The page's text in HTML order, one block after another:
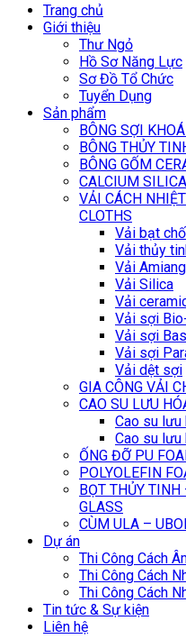
Trang chủ
Giới thiệu
Thư Ngỏ
Hồ Sơ Năng Lực
Sơ Đồ Tổ Chức
Tuyển Dụng
Sản phẩm
BÔNG SỢI
BÔNG THỦY
BÔNG GỐM
CALCIUM
VẢI CÁCH
CLOTHS
Vải bạt
Vải thủy
Vải Amiang
Vải Silica
Vải
Vải sợi
Vải sợi
Vải sợi
Vải dệt sợi
GIA CÔNG VẢI
CAO SU LƯU
Cao su lưu
Cao su lưu
ỐNG ĐỠ PU
POLYOLEFIN
BỌT THỦY
GLASS
CÙM ULA –
Dự án
Thi Công Cách
Thi Công Cách
Thi Công Cách
Tin tức & Sự kiện
Liên hệ